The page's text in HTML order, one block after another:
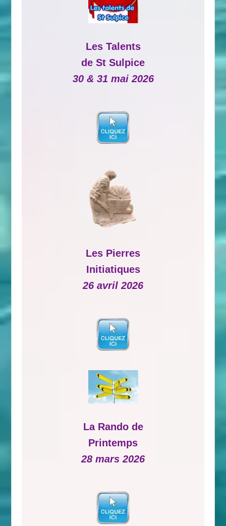
Les Talents
de St Sulpice
30 & 31 mai 2026
Les Pierres
Initiatiques
26 avril 2026
La Rando de
Printemps
28 mars 2026